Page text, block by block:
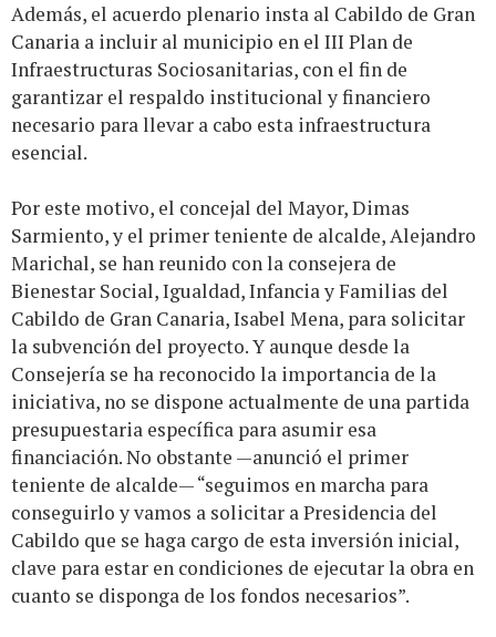
Además, el acuerdo plenario insta al Cabildo de Gran
Canaria a incluir al municipio en el III Plan de
Infraestructuras Sociosanitarias, con el fin de
garantizar el respaldo institucional y financiero
necesario para llevar a cabo esta infraestructura
esencial.
Por este motivo, el concejal del Mayor, Dimas
Sarmiento, y el primer teniente de alcalde, Alejandro
Marichal, se han reunido con la consejera de
Bienestar Social, Igualdad, Infancia y Familias del
Cabildo de Gran Canaria, Isabel Mena, para solicitar
la subvención del proyecto. Y aunque desde la
Consejería se ha reconocido la importancia de la
iniciativa, no se dispone actualmente de una partida
presupuestaria específica para asumir esa
financiación. No obstante —anunció el primer
teniente de alcalde— “seguimos en marcha para
conseguirlo y vamos a solicitar a Presidencia del
Cabildo que se haga cargo de esta inversión inicial,
clave para estar en condiciones de ejecutar la obra en
cuanto se disponga de los fondos necesarios”.